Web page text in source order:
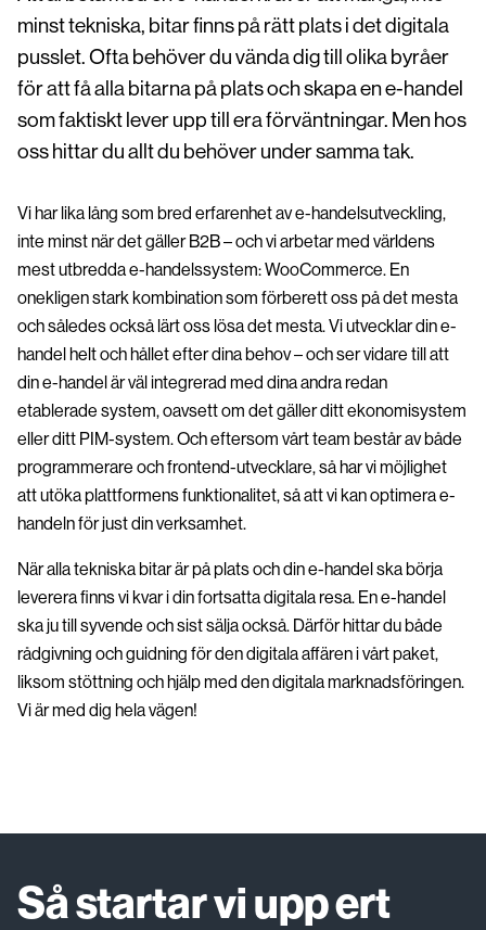
minst tekniska, bitar finns på rätt plats i det digitala
pusslet. Ofta behöver du vända dig till olika byråer
för att få alla bitarna på plats och skapa en e-handel
som faktiskt lever upp till era förväntningar. Men hos
oss hittar du allt du behöver under samma tak.
Vi har lika lång som bred erfarenhet av e-handelsutveckling,
inte minst när det gäller B2B – och vi arbetar med världens
mest utbredda e-handelssystem: WooCommerce. En
onekligen stark kombination som förberett oss på det mesta
och således också lärt oss lösa det mesta. Vi utvecklar din e-
handel helt och hållet efter dina behov – och ser vidare till att
din e-handel är väl integrerad med dina andra redan
etablerade system, oavsett om det gäller ditt ekonomisystem
eller ditt PIM-system. Och eftersom vårt team består av både
programmerare och frontend-utvecklare, så har vi möjlighet
att utöka plattformens funktionalitet, så att vi kan optimera e-
handeln för just din verksamhet.
När alla tekniska bitar är på plats och din e-handel ska börja
leverera finns vi kvar i din fortsatta digitala resa. En e-handel
ska ju till syvende och sist sälja också. Därför hittar du både
rådgivning och guidning för den digitala affären i vårt paket,
liksom stöttning och hjälp med den digitala marknadsföringen.
Vi är med dig hela vägen!
Så startar vi upp ert